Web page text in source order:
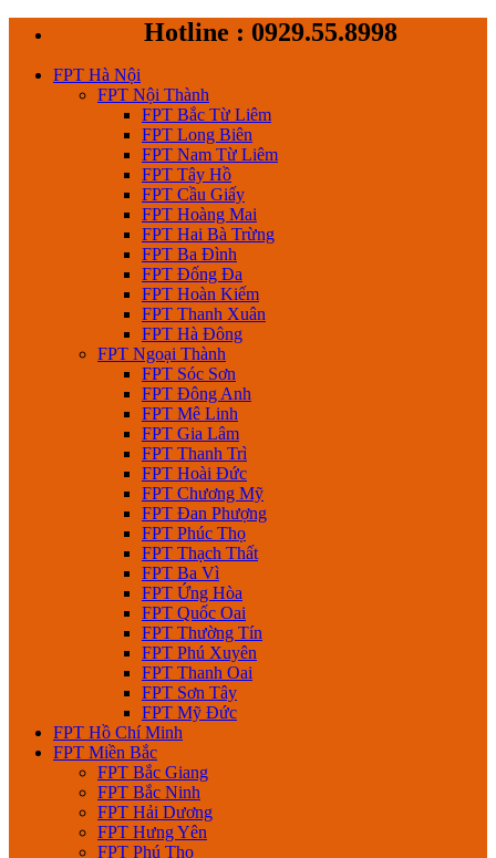
content
Hotline : 0929.55.8998
FPT Hà Nội
FPT Nội Thành
FPT Bắc Từ Liêm
FPT Long Biên
FPT Nam Từ Liêm
FPT Tây Hồ
FPT Cầu Giấy
FPT Hoàng Mai
FPT Hai Bà Trừng
FPT Ba Đình
FPT Đống Đa
FPT Hoàn Kiếm
FPT Thanh Xuân
FPT Hà Đông
FPT Ngoại Thành
FPT Sóc Sơn
FPT Đông Anh
FPT Mê Linh
FPT Gia Lâm
FPT Thanh Trì
FPT Hoài Đức
FPT Chương Mỹ
FPT Đan Phượng
FPT Phúc Thọ
FPT Thạch Thất
FPT Ba Vì
FPT Ứng Hòa
FPT Quốc Oai
FPT Thường Tín
FPT Phú Xuyên
FPT Thanh Oai
FPT Sơn Tây
FPT Mỹ Đức
FPT Hồ Chí Minh
FPT Miền Bắc
FPT Bắc Giang
FPT Bắc Ninh
FPT Hải Dương
FPT Hưng Yên
FPT Phú Thọ